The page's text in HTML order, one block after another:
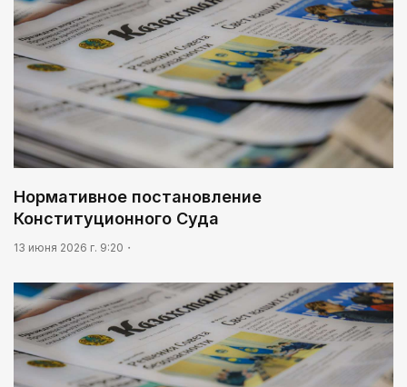
Нормативное постановление
Конституционного Суда
13 июня 2026 г. 9:20